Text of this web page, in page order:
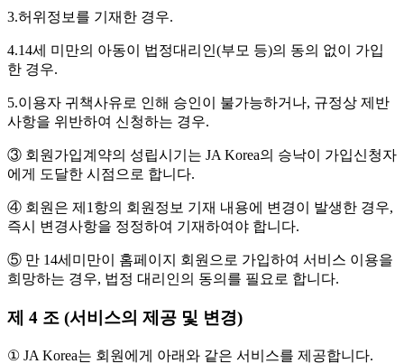
3.허위정보를 기재한 경우.
4.14세 미만의 아동이 법정대리인(부모 등)의 동의 없이 가입
한 경우.
5.이용자 귀책사유로 인해 승인이 불가능하거나, 규정상 제반
사항을 위반하여 신청하는 경우.
③ 회원가입계약의 성립시기는 JA Korea의 승낙이 가입신청자
에게 도달한 시점으로 합니다.
④ 회원은 제1항의 회원정보 기재 내용에 변경이 발생한 경우,
즉시 변경사항을 정정하여 기재하여야 합니다.
⑤ 만 14세미만이 홈페이지 회원으로 가입하여 서비스 이용을
희망하는 경우, 법정 대리인의 동의를 필요로 합니다.
제 4 조 (서비스의 제공 및 변경)
① JA Korea는 회원에게 아래와 같은 서비스를 제공합니다.